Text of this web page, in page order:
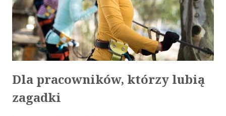
Dla pracowników, którzy lubią
zagadki